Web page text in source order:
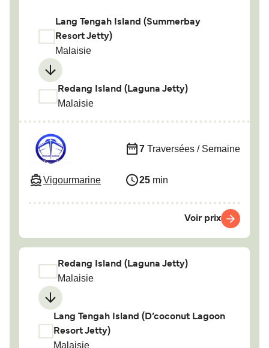
Lang Tengah Island (Summerbay
Resort Jetty)
Malaisie
Redang Island (Laguna Jetty)
Malaisie
Vigourmarine
7 Traversées / Semaine
25 min
Voir prix
Redang Island (Laguna Jetty)
Malaisie
Lang Tengah Island (D’coconut Lagoon
Resort Jetty)
Malaisie